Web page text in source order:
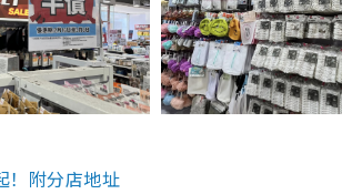
！附分店地址